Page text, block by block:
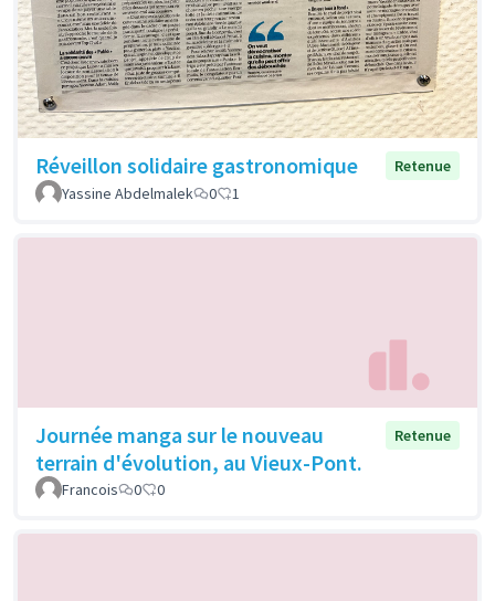
Réveillon solidaire gastronomique
Retenue
Yassine Abdelmalek
0 1
Journée manga sur le nouveau
terrain d'évolution, au Vieux-Pont.
Retenue
Francois 0 0